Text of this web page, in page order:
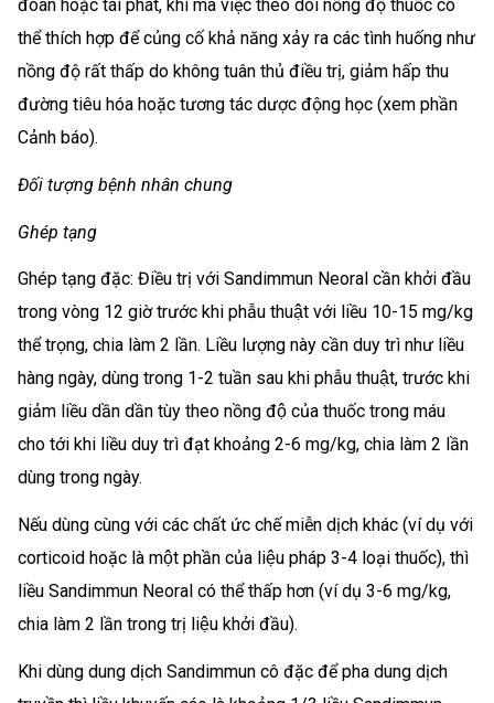
đoán hoặc tái phát, khi mà việc theo dõi nồng độ thuốc có
thể thích hợp để củng cố khả năng xảy ra các tình huống như
nồng độ rất thấp do không tuân thủ điều trị, giảm hấp thu
đường tiêu hóa hoặc tương tác dược động học (xem phần
Cảnh báo).
Đối tượng bệnh nhân chung
Ghép tạng
Ghép tạng đặc: Điều trị với Sandimmun Neoral cần khởi đầu
trong vòng 12 giờ trước khi phẫu thuật với liều 10-15 mg/kg
thể trọng, chia làm 2 lần. Liều lượng này cần duy trì như liều
hàng ngày, dùng trong 1-2 tuần sau khi phẫu thuật, trước khi
giảm liều dần dần tùy theo nồng độ của thuốc trong máu
cho tới khi liều duy trì đạt khoảng 2-6 mg/kg, chia làm 2 lần
dùng trong ngày.
Nếu dùng cùng với các chất ức chế miễn dịch khác (ví dụ với
corticoid hoặc là một phần của liệu pháp 3-4 loại thuốc), thì
liều Sandimmun Neoral có thể thấp hơn (ví dụ 3-6 mg/kg,
chia làm 2 lần trong trị liệu khởi đầu).
Khi dùng dung dịch Sandimmun cô đặc để pha dung dịch